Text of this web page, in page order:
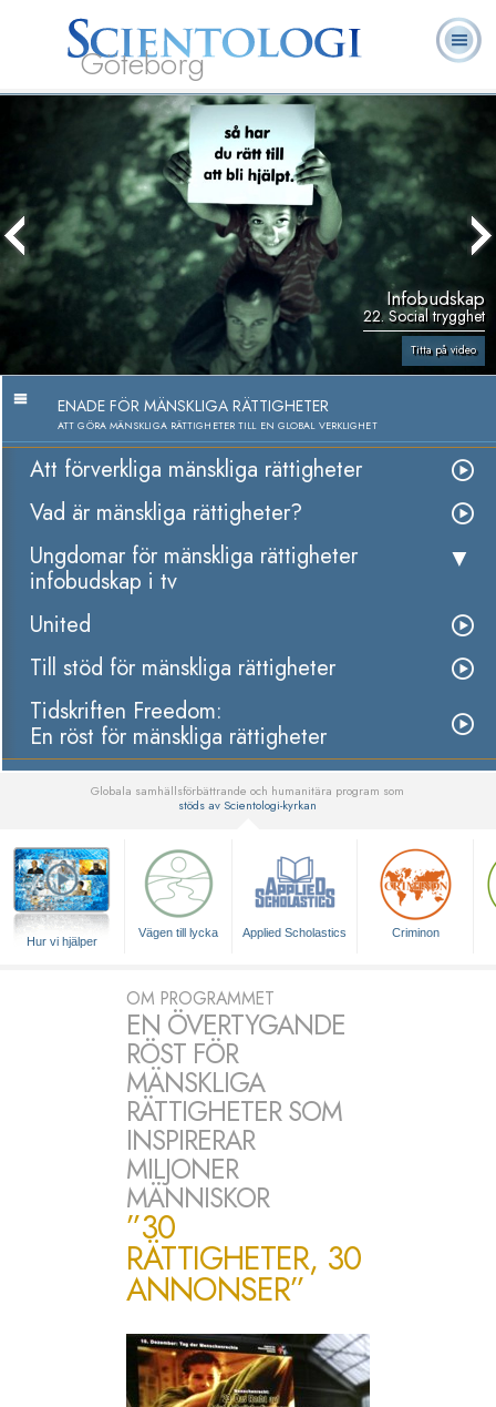
Göteborg
Vad är
Scientologi?
Frivilligpastorer
Ofta ställda
Infobudskap
22. Social trygghet
Titta på video
ENADE FÖR MÄNSKLIGA RÄTTIGHETER
ATT GÖRA MÄNSKLIGA RÄTTIGHETER TILL EN GLOBAL VERKLIGHET
Att förverkliga mänskliga rättigheter
Vad är mänskliga rättigheter?
Ungdomar för mänskliga rättigheter
infobudskap i tv
United
Till stöd för mänskliga rättigheter
Tidskriften Freedom:
En röst för mänskliga rättigheter
Globala samhällsförbättrande och humanitära program som
stöds av Scientologi-kyrkan
Hur vi hjälper
Vägen till lycka Applied Scholastics Criminon
OM PROGRAMMET
EN ÖVERTYGANDE
RÖST FÖR
MÄNSKLIGA
RÄTTIGHETER SOM
INSPIRERAR
MILJONER
MÄNNISKOR
”30
RÄTTIGHETER, 30
ANNONSER”